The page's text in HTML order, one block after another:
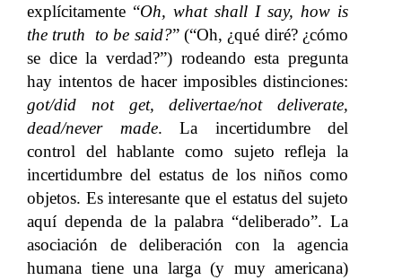
explícitamente “Oh, what shall I say, how is
the truth to be said?” (“Oh, ¿qué diré? ¿cómo
se dice la verdad?”) rodeando esta pregunta
hay intentos de hacer imposibles distinciones:
got/did not get, delivertae/not deliverate,
dead/never made. La incertidumbre del
control del hablante como sujeto refleja la
incertidumbre del estatus de los niños como
objetos. Es interesante que el estatus del sujeto
aquí dependa de la palabra “deliberado”. La
asociación de deliberación con la agencia
humana tiene una larga (y muy americana)